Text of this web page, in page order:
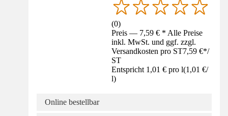
(0)
Preis — 7,59 € * Alle Preise
inkl. MwSt. und ggf. zzgl.
Versandkosten pro ST7,59 €*/
ST
Entspricht 1,01 € pro l(1,01 €/
l)
Online bestellbar